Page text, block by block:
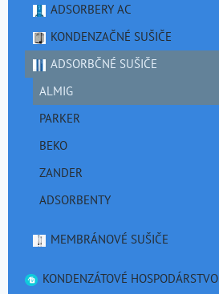
ADSORBERY AC
KONDENZAČNÉ SUŠIČE
ADSORBČNÉ SUŠIČE
ALMIG
PARKER
BEKO
ZANDER
ADSORBENTY
MEMBRÁNOVÉ SUŠIČE
KONDENZÁTOVÉ HOSPODÁRSTVO